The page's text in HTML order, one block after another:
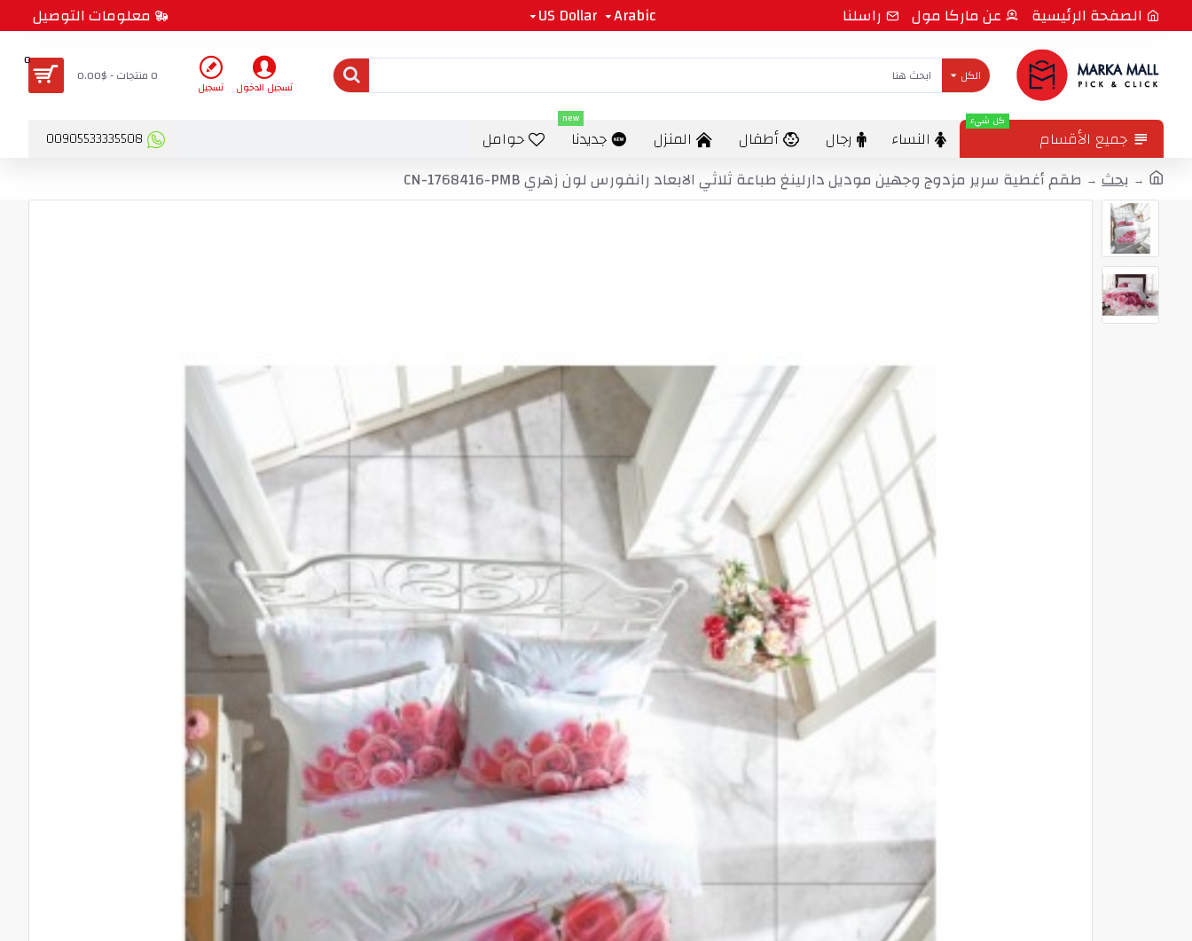
الصفحة الرئيسية عن ماركا مول راسلنا Arabic
US Dollar معلومات التوصيل
الكل
تسجيل الدخول تسجيل
0 منتجات - $0.00
0
جميع الأقسام
كل شيء
النساء رجال أطفال المنزل جديدنا
new
حوامل 00905533335508
بحث طقم أغطية سرير مزدوج وجهين موديل دارلينغ طباعة ثلاثي الابعاد رانفورس لون زهري CN-1768416-PMB